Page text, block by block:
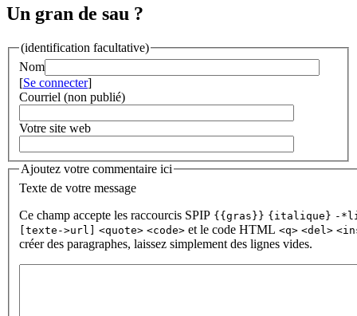
Un gran de sau ?
(identification facultative)
Nom
[Se connecter]
Courriel (non publié)
Votre site web
Ajoutez votre commentaire ici
Texte de votre message
Ce champ accepte les raccourcis SPIP {{gras}} {italique} -
[texte->url] <quote> <code> et le code HTML <q> <del>
créer des paragraphes, laissez simplement des lignes vides.